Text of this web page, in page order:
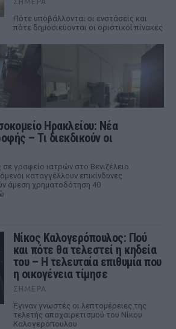
Πότε υποβάλλονται οι ενστάσεις και
πότε δημοσιεύονται οι οριστικοί πίνακες
Ηρακλείου: Νέα
– Τι διεκδικούν οι
γραφείο ιατρών στο Βενιζέλειο
καταγγέλλουν επικίνδυνες
άμεση χρηματοδότηση 40
Νίκος Καλογερόπουλος: Πού
και πότε θα τελεστεί η κηδεία
του – Η τελευταία επιθυμία που
η οικογένεια τίμησε
ΣΉΜΕΡΑ
Έγιναν γνωστές οι λεπτομέρειες της
τελετής αποχαιρετισμού του Νίκου
Καλογερόπουλου